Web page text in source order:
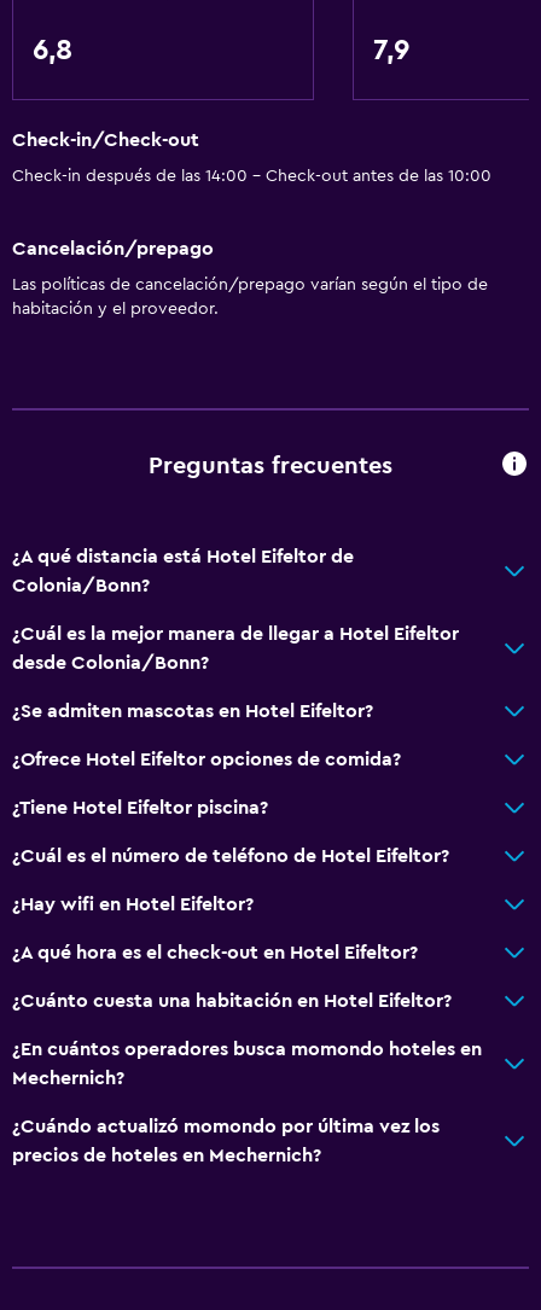
6,8 7,9
Check-in/Check-out
Check-in después de las 14:00 - Check-out antes de las 10:00
Cancelación/prepago
Las políticas de cancelación/prepago varían según el tipo de
habitación y el proveedor.
Preguntas frecuentes
¿A qué distancia está Hotel Eifeltor de
Colonia/Bonn?
¿Cuál es la mejor manera de llegar a Hotel Eifeltor
desde Colonia/Bonn?
¿Se admiten mascotas en Hotel Eifeltor?
¿Ofrece Hotel Eifeltor opciones de comida?
¿Tiene Hotel Eifeltor piscina?
¿Cuál es el número de teléfono de Hotel Eifeltor?
¿Hay wifi en Hotel Eifeltor?
¿A qué hora es el check-out en Hotel Eifeltor?
¿Cuánto cuesta una habitación en Hotel Eifeltor?
¿En cuántos operadores busca momondo hoteles en
Mechernich?
¿Cuándo actualizó momondo por última vez los
precios de hoteles en Mechernich?